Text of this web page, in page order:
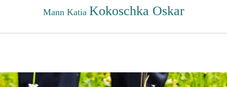
Mann Katia Kokoschka Oskar